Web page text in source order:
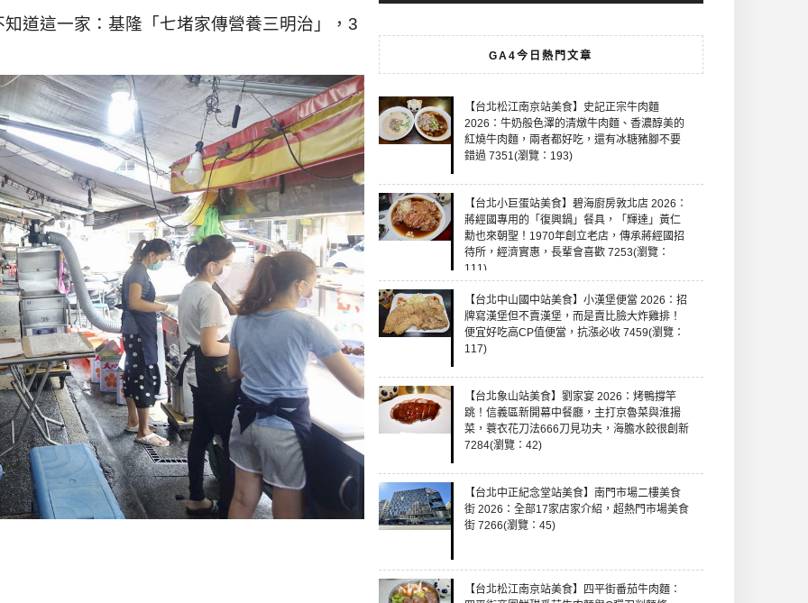
道這一家：基隆「七堵家傳營養三明治」，3
GA4今日熱門文章
【台北松江南京站美食】史記正宗牛肉麵
2026：牛奶般色澤的清燉牛肉麵、香濃醇美的
紅燒牛肉麵，兩者都好吃，還有冰糖豬腳不要
錯過 7351(瀏覽：193)
【台北小巨蛋站美食】碧海廚房敦北店 2026：
蔣經國專用的「復興鍋」餐具，「輝達」黃仁
勳也來朝聖！1970年創立老店，傳承蔣經國招
待所，經濟實惠，長輩會喜歡 7253(瀏覽：
111)
【台北中山國中站美食】小漢堡便當 2026：招
牌寫漢堡但不賣漢堡，而是賣比臉大炸雞排！
便宜好吃高CP值便當，抗漲必收 7459(瀏覽：
117)
【台北象山站美食】劉家宴 2026：烤鴨撐竿
跳！信義區新開幕中餐廳，主打京魯菜與淮揚
菜，蓑衣花刀法666刀見功夫，海膽水餃很創新
7284(瀏覽：42)
【台北中正紀念堂站美食】南門市場二樓美食
街 2026：全部17家店家介紹，超熱門市場美食
街 7266(瀏覽：45)
【台北松江南京站美食】四平街番茄牛肉麵：